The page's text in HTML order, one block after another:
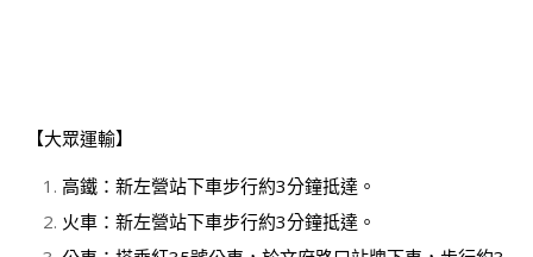
【大眾運輸】
高鐵：新左營站下車步行約3分鐘抵達。
火車：新左營站下車步行約3分鐘抵達。